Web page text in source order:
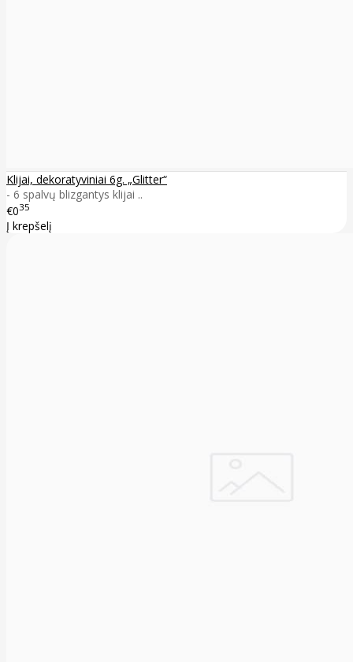
Klijai, dekoratyviniai 6g. „Glitter“
- 6 spalvų blizgantys klijai ..
€035
Į krepšelį